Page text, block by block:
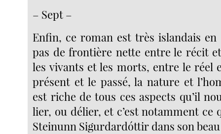
– Sept –
Enfin, ce roman est très islandais en
pas de frontière nette entre le récit
les vivants et les morts, entre le réel
présent et le passé, la nature et
est riche de tous ces aspects qu’il
lier, ou délier, et c’est notamment ce
Steinunn Sigurdardóttir dans son